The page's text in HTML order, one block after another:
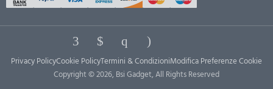
Privacy PolicyCookie PolicyTermini & CondizioniModifica Preferenze Cookie
Copyright © 2026, Bsi Gadget, All Rights Reserved